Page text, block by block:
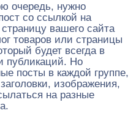
очередь, нужно
со ссылкой на
вашего сайта
товаров или страницы
будет всегда в
публикаций. Но
посты в каждой группе,
изображения,
на разные